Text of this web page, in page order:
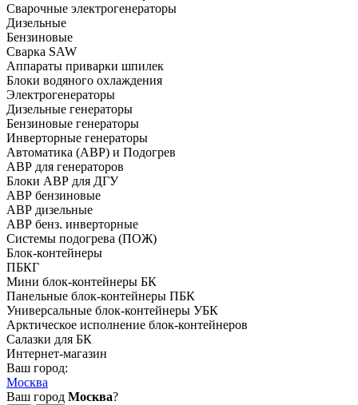
Сварочные электрогенераторы
Дизельные
Бензиновые
Сварка SAW
Аппараты приварки шпилек
Блоки водяного охлаждения
Электрогенераторы
Дизельные генераторы
Бензиновые генераторы
Инверторные генераторы
Автоматика (АВР) и Подогрев
АВР для генераторов
Блоки АВР для ДГУ
АВР бензиновые
АВР дизельные
АВР бенз. инверторные
Системы подогрева (ПОЖ)
Блок-контейнеры
ПБКГ
Мини блок-контейнеры БК
Панельные блок-контейнеры ПБК
Универсальные блок-контейнеры УБК
Арктическое исполнение блок-контейнеров
Салазки для БК
Интернет-магазин
Ваш город:
Москва
Ваш город Москва?